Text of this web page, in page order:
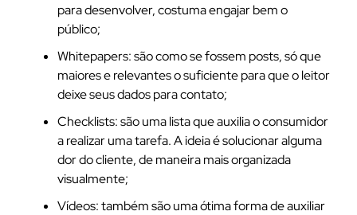
para desenvolver, costuma engajar bem o
público;
Whitepapers: são como se fossem posts, só que
maiores e relevantes o suficiente para que o leitor
deixe seus dados para contato;
Checklists: são uma lista que auxilia o consumidor
a realizar uma tarefa. A ideia é solucionar alguma
dor do cliente, de maneira mais organizada
visualmente;
Vídeos: também são uma ótima forma de auxiliar